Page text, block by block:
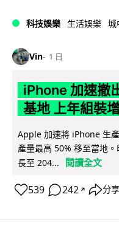
科技娛樂 生活娛樂 城
Vin 1 日
iPhone 加速撤
基地 上年組裝
Apple 加速將 iPhone 生
產量最高 50% 移至當地
長至 204...
閱讀全文
539 242 ↗ 分享